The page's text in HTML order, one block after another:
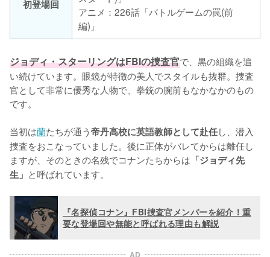
初登場回
アニメ：226話「バトルゲームの罠(前
編)」
ジョディ・スターリングはFBIの捜査官で、黒の組織を追
い続けています。眼鏡が特徴の美人でスタイルも抜群。捜査
官として非常に優秀な人物で、拳銃の腕前もなかなかのもの
です。
当初は蘭たちが通う帝丹高校に英語教師として赴任し、潜入
捜査をおこなっていました。後に正体がバレてからは離任し
ますが、そのときの名残でコナンたちからは 「ジョディ先
生」 と呼ばれています。
『名探偵コナン』FBI捜査官メンバーを紹介！重
要な登場回や無能と呼ばれる理由も解説
AD